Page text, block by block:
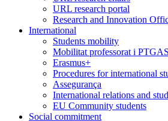
URL research portal
Research and Innovation
International
Students mobility
Mobilitat professorat i PTGAS
Erasmus+
Procedures for international
Assegurança
International relations and
EU Community students
Social commitment